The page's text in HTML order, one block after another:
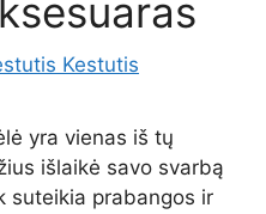
Kestutis
yra vienas iš tų
išlaikė savo svarbą
suteikia prabangos ir